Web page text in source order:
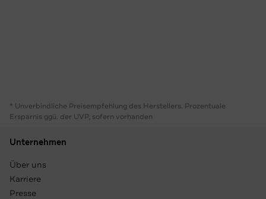
* Unverbindliche Preisempfehlung des Herstellers. Prozentuale
Ersparnis ggü. der UVP, sofern vorhanden
Unternehmen
Über uns
Karriere
Presse